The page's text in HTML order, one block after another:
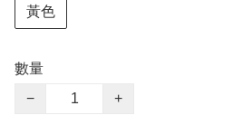
黃色
數量
−
+